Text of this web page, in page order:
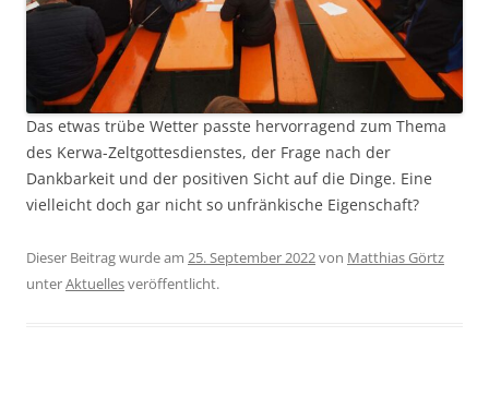
Das etwas trübe Wetter passte hervorragend zum Thema
des Kerwa-Zeltgottesdienstes, der Frage nach der
Dankbarkeit und der positiven Sicht auf die Dinge. Eine
vielleicht doch gar nicht so unfränkische Eigenschaft?
Dieser Beitrag wurde am 25. September 2022von Matthias Görtz
unterAktuellesveröffentlicht.